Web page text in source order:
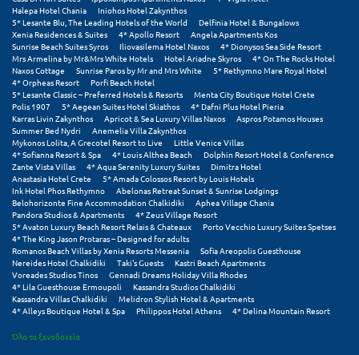
Πόρος
Πόρτο Χέλι
Πρέβεζα
Πύλος
Πύργος
Ρ
Ρέθυμνο
Ρίο
Ρόδος
Σ
Σαλαμίνα
Halepa Hotel Chania
Iniohos Hotel Zakynthos
5* Lesante Blu, The Leading Hotels of the World
Delfinia Hotel & Bungalows
Xenia Residences & Suites
4* Apollo Resort
Angela Apartments Kos
Sunrise Beach Suites Syros
Iliovasilema Hotel Naxos
4* Dionysos Sea Side Resort
Mrs Armelina by Mr&Mrs White Hotels
Hotel Ariadne Skyros
4* On The Rocks Hotel
Naxos Cottage
Sunrise Paros by Mr and Mrs White
5* Rethymno Mare Royal Hotel
4* Orpheas Resort
Porfi Beach Hotel
5* Lesante Classic – Preferred Hotels & Resorts
Menta City Boutique Hotel Crete
Polis 1907
5* Aegean Suites Hotel Skiathos
4* Dafni Plus Hotel Pieria
Karras Livin Zakynthos
Apricot & Sea Luxury Villas Naxos
Aspros Potamos Houses
Summer Bed Nydri
Anemelia Villa Zakynthos
Mykonos Lolita, A Grecotel Resort to Live
Little Venice Villas
4* Sofianna Resort & Spa
4* Louis Althea Beach
Dolphin Resort Hotel & Conference
Zante Vista Villas
4* Aqua Serenity Luxury Suites
Dimitra Hotel
Anastasia Hotel Crete
5* Amada Colossos Resort by Louis Hotels
Ink Hotel Phos Rethymno
Abelonas Retreat Sunset & Sunrise Lodgings
Belohorizonte Fine Accommodation Chalkidiki
Aphea Village Chania
Pandora Studios & Apartments
4* Zeus Village Resort
5* Avaton Luxury Beach Resort Relais & Chateaux
Porto Vecchio Luxury Suites Spetses
4* The King Jason Protaras – Designed for adults
Romanos Beach Villas by Xenia Resorts Messenia
Sofia Areopolis Guesthouse
Nereides Hotel Chalkidiki
Taki's Guests
Kastri Beach Apartments
Voreades Studios Tinos
Gennadi Dreams Holiday Villa Rhodes
4* Lila Guesthouse Ermoupoli
Kassandra Studios Chalkidiki
Kassandra Villas Chalkidiki
Melidron Stylish Hotel & Apartments
4* Alleys Boutique Hotel & Spa
Philippos Hotel Athens 4* Delina Mountain Resort
Όλα τα ξενοδοχεία